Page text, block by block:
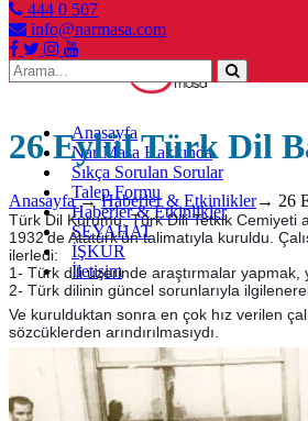
444 0 507
info@narmasa.com
Toggle
navigation
Anasayfa
Nar Masa Hakkında
Sıkça Sorulan Sorular
Talep Formu
Haberler & Etkinlikler
SEYAHAT
İŞKUR
İletişim
26 Eylül Türk Dil
Anasayfa→ Haberler & Etkinlikler→ 26
Türk Dil Kurumu, Türk Dili Tetkik Cemiyeti
1932'de Atatürk'ün talimatıyla kuruldu.
ilerledi:
1- Türk dili üzerinde araştırmalar yapmak,
2- Türk dilinin güncel sorunlarıyla
Ve kurulduktan sonra en çok hız verilen
sözcüklerden arındırılmasıydı.